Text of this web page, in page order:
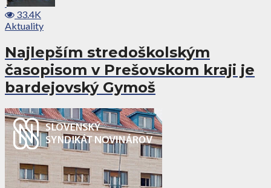
33.4K
Aktuality
Najlepším stredoškolským
časopisom v Prešovskom kraji je
bardejovský Gymoš